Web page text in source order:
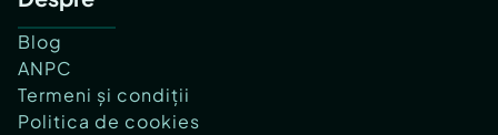
Blog
ANPC
Termeni și condiții
Politica de cookies